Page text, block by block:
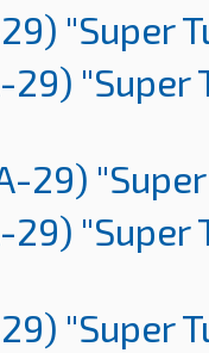
"Super
29) "Super
29)
29) "Super
"Super